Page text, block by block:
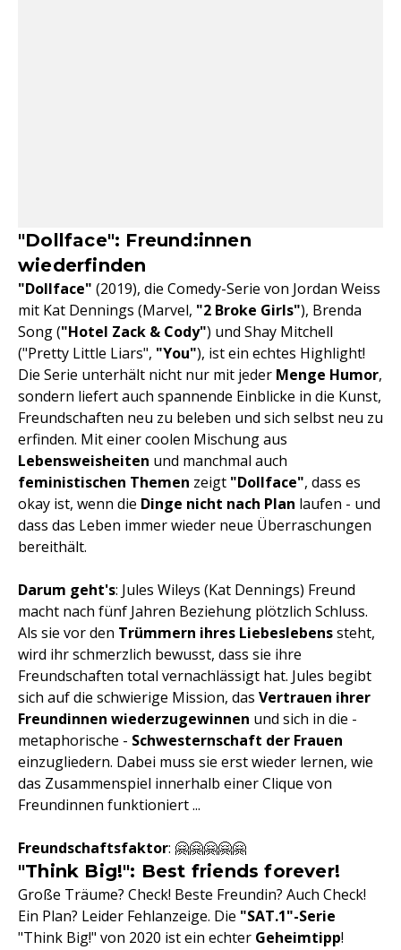
"Dollface": Freund:innen
wiederfinden
"Dollface" (2019), die Comedy-Serie von Jordan Weiss
mit Kat Dennings (Marvel, "2 Broke Girls"), Brenda
Song ("Hotel Zack & Cody") und Shay Mitchell
("Pretty Little Liars", "You"), ist ein echtes Highlight!
Die Serie unterhält nicht nur mit jeder Menge Humor,
sondern liefert auch spannende Einblicke in die Kunst,
Freundschaften neu zu beleben und sich selbst neu zu
erfinden. Mit einer coolen Mischung aus
Lebensweisheiten und manchmal auch
feministischen Themen zeigt "Dollface", dass es
okay ist, wenn die Dinge nicht nach Plan laufen - und
dass das Leben immer wieder neue Überraschungen
bereithält.
Darum geht's: Jules Wileys (Kat Dennings) Freund
macht nach fünf Jahren Beziehung plötzlich Schluss.
Als sie vor den Trümmern ihres Liebeslebenssteht,
wird ihr schmerzlich bewusst, dass sie ihre
Freundschaften total vernachlässigt hat. Jules begibt
sich auf die schwierige Mission, das Vertrauen ihrer
Freundinnen wiederzugewinnen und sich in die -
metaphorische - Schwesternschaft der Frauen
einzugliedern. Dabei muss sie erst wieder lernen, wie
das Zusammenspiel innerhalb einer Clique von
Freundinnen funktioniert ...
Freundschaftsfaktor: 🤗🤗🤗🤗🤗
"Think Big!": Best friends forever!
Große Träume? Check! Beste Freundin? Auch Check!
Ein Plan? Leider Fehlanzeige. Die "SAT.1"-Serie
"Think Big!" von 2020 ist ein echter Geheimtipp!